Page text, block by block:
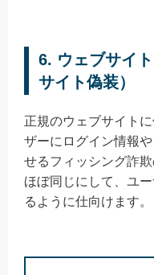
6. ウェブサイ
サイト偽装）
正規のウェブサイト
ザーにログイン情報
せるフィッシング詐
ほぼ同じにして、ユ
るように仕向けます。